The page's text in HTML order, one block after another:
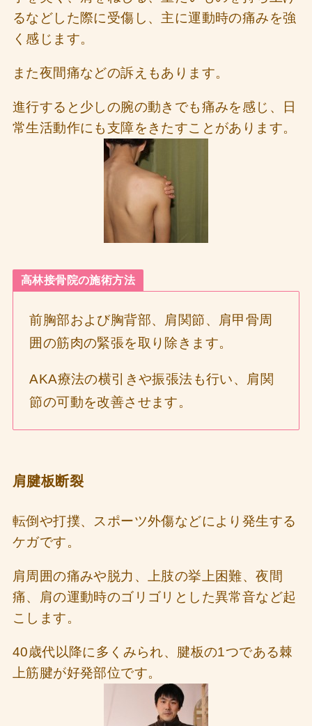
るなどした際に受傷し、主に運動時の痛みを強
く感じます。
また夜間痛などの訴えもあります。
進行すると少しの腕の動きでも痛みを感じ、日
常生活動作にも支障をきたすことがあります。
高林接骨院の施術方法
前胸部および胸背部、肩関節、肩甲骨周
囲の筋肉の緊張を取り除きます。
AKA療法の横引きや振張法も行い、肩関
節の可動を改善させます。
肩腱板断裂
転倒や打撲、スポーツ外傷などにより発生する
ケガです。
肩周囲の痛みや脱力、上肢の挙上困難、夜間
痛、肩の運動時のゴリゴリとした異常音など起
こします。
40歳代以降に多くみられ、腱板の1つである棘
上筋腱が好発部位です。